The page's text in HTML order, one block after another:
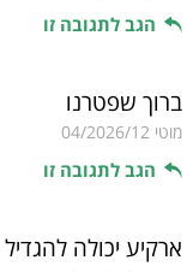
הגב לתגובה זו
ברוך שפטרנו
מוטי 04/2026/12
הגב לתגובה זו
ארקיע יכולה